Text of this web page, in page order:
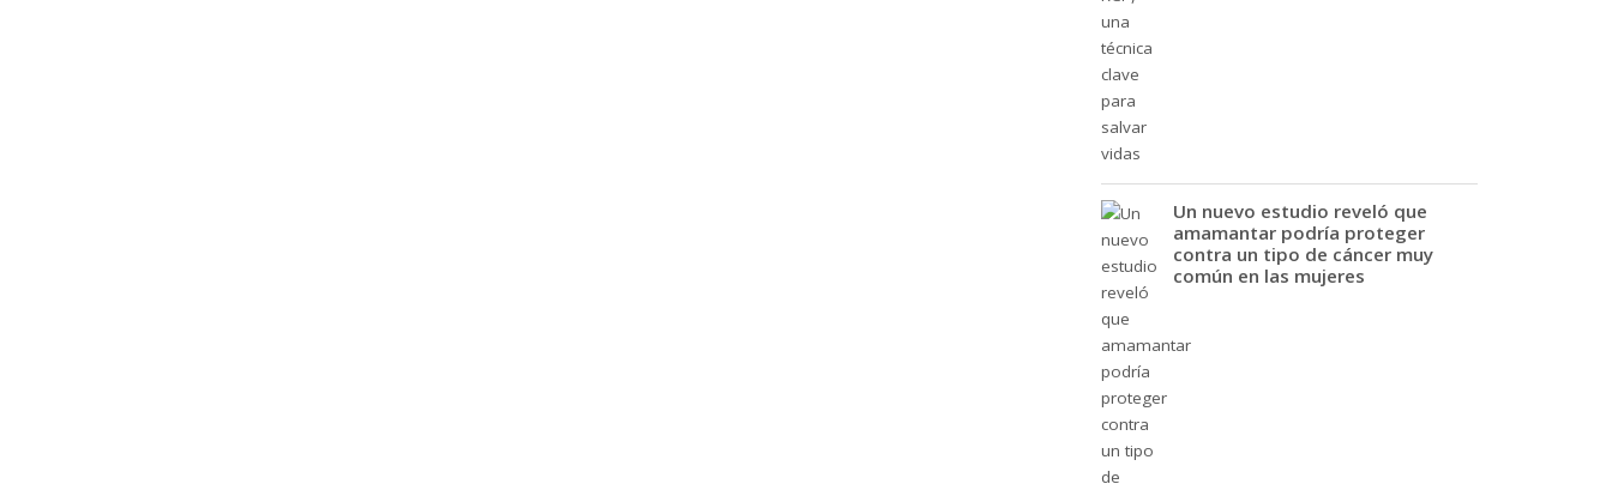
Un nuevo estudio reveló que
amamantar podría proteger
contra un tipo de cáncer muy
común en las mujeres